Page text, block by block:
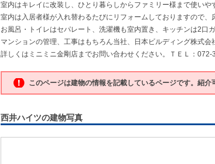
室内はキレイに改装し、ひとり暮らしからファミリー様まで使いや
室内は入居者様が入れ替わるたびにリフォームしておりますので、
お風呂・トイレはセパレート、洗濯機も室内置き、キッチンは2
マンションの管理、工事はもちろん当社、日本ビルディング株式
詳しくはミニミニ金剛店までお問い合わせください。ＴＥＬ：072-
このページは建物の情報を記載しているページです。紹
西井ハイツの建物写真